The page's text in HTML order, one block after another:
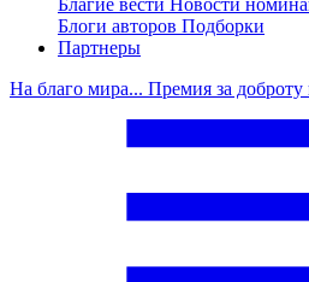
Благие вести Новости
Блоги авторов Подборки
Партнеры
На благо мира... Премия за доброту